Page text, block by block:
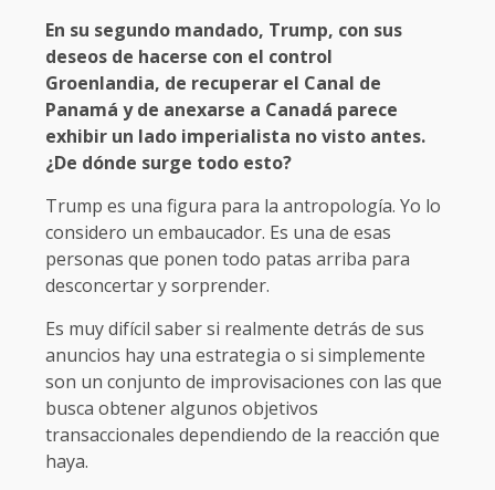
En su segundo mandado, Trump, con sus
deseos de hacerse con el control
Groenlandia, de recuperar el Canal de
Panamá y de anexarse a Canadá parece
exhibir un lado imperialista no visto antes.
¿De dónde surge todo esto?
Trump es una figura para la antropología. Yo lo
considero un embaucador. Es una de esas
personas que ponen todo patas arriba para
desconcertar y sorprender.
Es muy difícil saber si realmente detrás de sus
anuncios hay una estrategia o si simplemente
son un conjunto de improvisaciones con las que
busca obtener algunos objetivos
transaccionales dependiendo de la reacción que
haya.